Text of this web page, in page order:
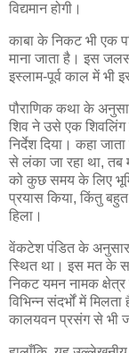
विद्यमान होगी।
काबा के निकट भी एक
माना जाता है। इस
इस्लाम-पूर्व काल में भी
पौराणिक कथा के
शिव ने उसे एक
निर्देश दिया। कहा
से लंका जा रहा था, तब
को कुछ समय के लिए
प्रयास किया, किंतु
हिला।
वेंकटेश पंडित के अनुसार
स्थित था। इस मत के
निकट यमन नामक
विभिन्न संदर्भों में
कालयवन प्रसंग से भी